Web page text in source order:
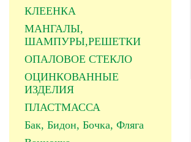
КЛЕЕНКА
МАНГАЛЫ,
ШАМПУРЫ,РЕШЕТКИ
ОПАЛОВОЕ СТЕКЛО
ОЦИНКОВАННЫЕ
ИЗДЕЛИЯ
ПЛАСТМАССА
Бак, Бидон, Бочка, Фляга